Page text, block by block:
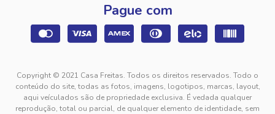
Pague com
Copyright © 2021 Casa Freitas. Todos os direitos reservados. Todo o
conteúdo do site, todas as fotos, imagens, logotipos, marcas, layout,
aqui veículados são de propriedade exclusiva. É vedada qualquer
reprodução, total ou parcial, de qualquer elemento de identidade, sem